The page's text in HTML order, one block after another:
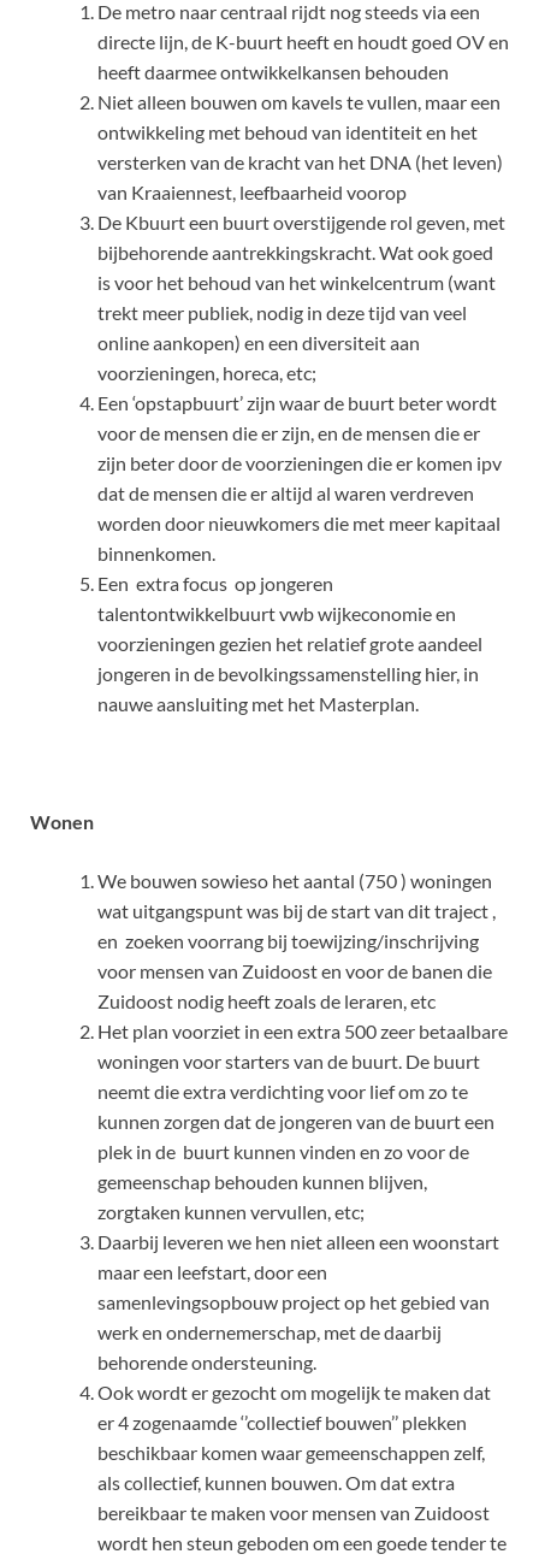
De metro naar centraal rijdt nog steeds via een
directe lijn, de K-buurt heeft en houdt goed OV en
heeft daarmee ontwikkelkansen behouden
Niet alleen bouwen om kavels te vullen, maar een
ontwikkeling met behoud van identiteit en het
versterken van de kracht van het DNA (het leven)
van Kraaiennest, leefbaarheid voorop
De Kbuurt een buurt overstijgende rol geven, met
bijbehorende aantrekkingskracht. Wat ook goed
is voor het behoud van het winkelcentrum (want
trekt meer publiek, nodig in deze tijd van veel
online aankopen) en een diversiteit aan
voorzieningen, horeca, etc;
Een ‘opstapbuurt’ zijn waar de buurt beter wordt
voor de mensen die er zijn, en de mensen die er
zijn beter door de voorzieningen die er komen ipv
dat de mensen die er altijd al waren verdreven
worden door nieuwkomers die met meer kapitaal
binnenkomen.
Een extra focus op jongeren
talentontwikkelbuurt vwb wijkeconomie en
voorzieningen gezien het relatief grote aandeel
jongeren in de bevolkingssamenstelling hier, in
nauwe aansluiting met het Masterplan.
Wonen
We bouwen sowieso het aantal (750 ) woningen
wat uitgangspunt was bij de start van dit traject ,
en zoeken voorrang bij toewijzing/inschrijving
voor mensen van Zuidoost en voor de banen die
Zuidoost nodig heeft zoals de leraren, etc
Het plan voorziet in een extra 500 zeer betaalbare
woningen voor starters van de buurt. De buurt
neemt die extra verdichting voor lief om zo te
kunnen zorgen dat de jongeren van de buurt een
plek in de buurt kunnen vinden en zo voor de
gemeenschap behouden kunnen blijven,
zorgtaken kunnen vervullen, etc;
Daarbij leveren we hen niet alleen een woonstart
maar een leefstart, door een
samenlevingsopbouw project op het gebied van
werk en ondernemerschap, met de daarbij
behorende ondersteuning.
Ook wordt er gezocht om mogelijk te maken dat
er 4 zogenaamde ‘’collectief bouwen’’ plekken
beschikbaar komen waar gemeenschappen zelf,
als collectief, kunnen bouwen. Om dat extra
bereikbaar te maken voor mensen van Zuidoost
wordt hen steun geboden om een goede tender te